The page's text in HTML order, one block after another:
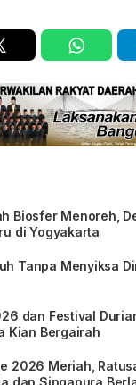
Biosfer Menoreh,
di Yogyakarta
Tanpa Menyiksa
dan Festival
Kian Bergairah
2026 Meriah,
dan Singapura